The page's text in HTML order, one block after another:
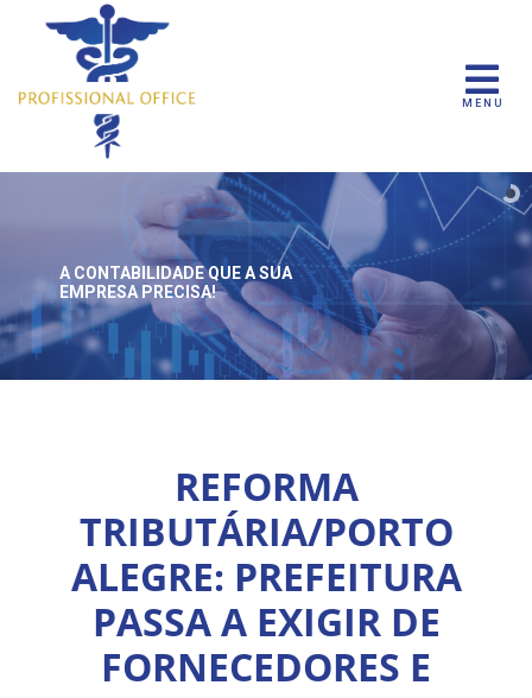
MENU
A CONTABILIDADE QUEA SUA
EMPRESA PRECISA!
REFORMA
TRIBUTÁRIA/PORTO
ALEGRE: PREFEITURA
PASSA A EXIGIR DE
FORNECEDORES E